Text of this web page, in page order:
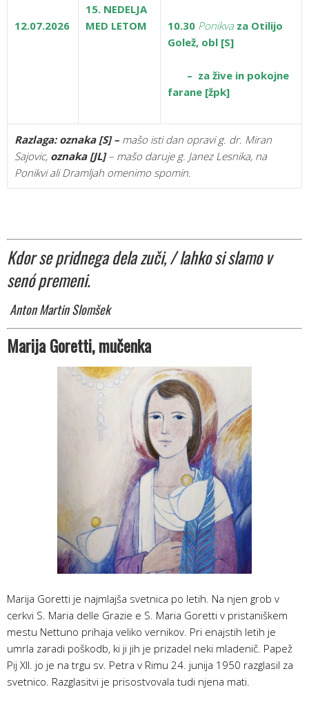
12.07.2026
15. NEDELJA
MED LETOM
10.30 Ponikva za Otilijo
Golež, obl [S]
– za žive in pokojne
farane [žpk]
Razlaga:oznaka [S] – mašo isti dan opravi g. dr. Miran
Sajovic, oznaka [JL]– mašo daruje g. Janez Lesnika, na
Ponikvi ali Dramljah omenimo spomin.
Kdor se pridnega dela zuči, / lahko si slamo v
senó premeni.
Anton Martin Slomšek
Marija Goretti, mučenka
Marija Goretti je najmlajša svetnica po letih. Na njen grob v
cerkvi S. Maria delle Grazie e S. Maria Goretti v pristaniškem
mestu Nettuno prihaja veliko vernikov. Pri enajstih letih je
umrla zaradi poškodb, ki ji jih je prizadel neki mladenič. Papež
Pij XII. jo je na trgu sv. Petra v Rimu 24. junija 1950 razglasil za
svetnico. Razglasitvi je prisostvovala tudi njena mati.